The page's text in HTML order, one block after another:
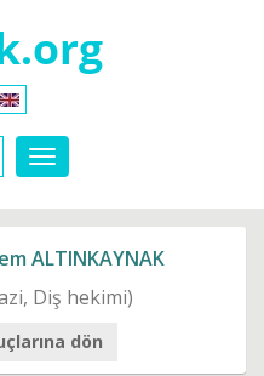
ALTINKAYNAK
Diş hekimi)
dön